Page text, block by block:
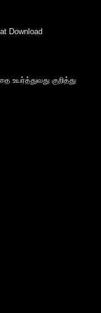
Download
உயர்த்துவது குறித்து